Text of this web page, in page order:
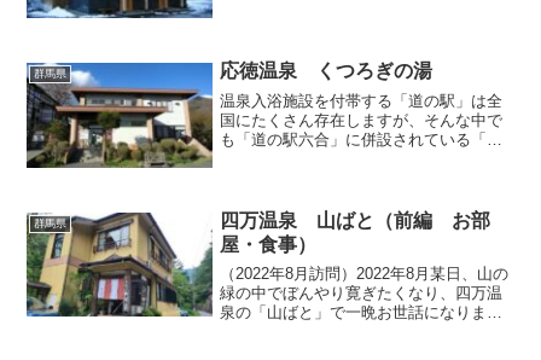
だ。汝の読経に対する...
群馬県 応徳温泉 くつろぎの湯
温泉入浴施設を付帯する「道の駅」は全
国にたくさん存在しますが、そんな中で
も「道の駅六合」に併設されている「く
勝手に信じこんでおります...
群馬県
四万温泉 山ばと（前編 お部
屋・食事）
（2022年8月訪問）2022年8月某日、山の
緑の中でぼんやり寛ぎたくなり、四万温
泉の「山ばと」で一晩お世話になりまし